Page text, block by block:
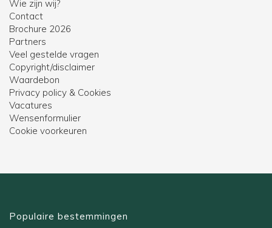
Wie zijn wij?
Contact
Brochure 2026
Partners
Veel gestelde vragen
Copyright/disclaimer
Waardebon
Privacy policy & Cookies
Vacatures
Wensenformulier
Cookie voorkeuren
Populaire bestemmingen